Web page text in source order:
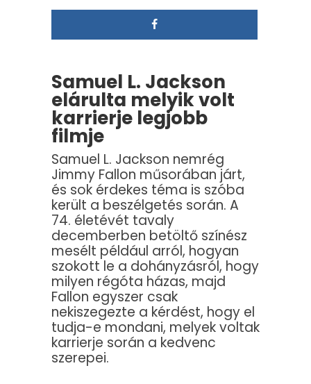
Samuel L. Jackson
elárulta melyik volt
karrierje legjobb
filmje
Samuel L. Jackson nemrég
Jimmy Fallon műsorában járt,
és sok érdekes téma is szóba
került a beszélgetés során. A
74. életévét tavaly
decemberben betöltő színész
mesélt például arról, hogyan
szokott le a dohányzásról, hogy
milyen régóta házas, majd
Fallon egyszer csak
nekiszegezte a kérdést, hogy el
tudja-e mondani, melyek voltak
karrierje során a kedvenc
szerepei.